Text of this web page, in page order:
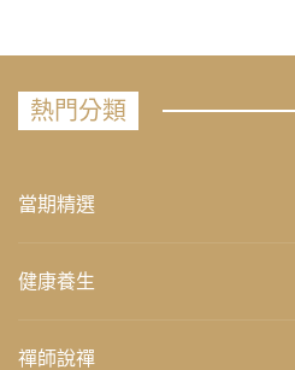
熱門分類
當期精選
健康養生
禪師說禪